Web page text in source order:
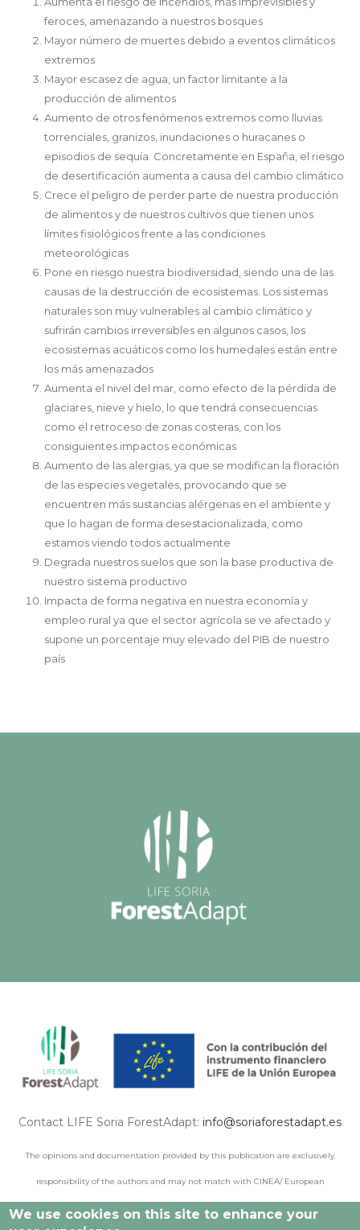
feroces, amenazando a nuestros bosques
Mayor número de muertes debido a eventos climáticos
extremos
Mayor escasez de agua, un factor limitante a la
producción de alimentos
Aumento de otros fenómenos extremos como lluvias
torrenciales, granizos, inundaciones o huracanes o
episodios de sequía. Concretamente en España, el riesgo
de desertificación aumenta a causa del cambio climático
Crece el peligro de perder parte de nuestra producción
de alimentos y de nuestros cultivos que tienen unos
límites fisiológicos frente a las condiciones
meteorológicas
Pone en riesgo nuestra biodiversidad, siendo una de las
causas de la destrucción de ecosistemas. Los sistemas
naturales son muy vulnerables al cambio climático y
sufrirán cambios irreversibles en algunos casos, los
ecosistemas acuáticos como los humedales están entre
los más amenazados
Aumenta el nivel del mar, como efecto de la pérdida de
glaciares, nieve y hielo, lo que tendrá consecuencias
como el retroceso de zonas costeras, con los
consiguientes impactos económicas
Aumento de las alergias, ya que se modifican la floración
de las especies vegetales, provocando que se
encuentren más sustancias alérgenas en el ambiente y
que lo hagan de forma desestacionalizada, como
estamos viendo todos actualmente
Degrada nuestros suelos que son la base productiva de
nuestro sistema productivo
Impacta de forma negativa en nuestra economía y
empleo rural ya que el sector agrícola se ve afectado y
supone un porcentaje muy elevado del PIB de nuestro
país
Contact LIFE Soria ForestAdapt: info@soriaforestadapt.es
The opinions and documentation provided by this publication are exclusively
responsibility of the authors and may not match with CINEA/ European
Commission points of view.
We use cookies on this site to enhance your